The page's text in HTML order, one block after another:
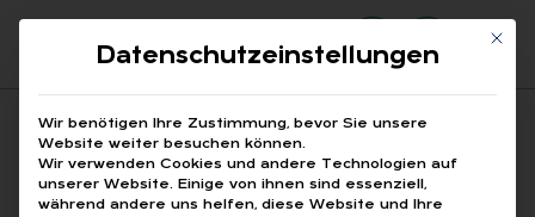
Suchfeld
Suchen
Mit
Datenschutzeinstellungen
Wir benötigen Ihre Zustimmung, bevor Sie unsere
Website weiter besuchen können.
Wir verwenden Cookies und andere Technologien auf
unserer Website. Einige von ihnen sind essenziell,
während andere uns helfen, diese Website und Ihre